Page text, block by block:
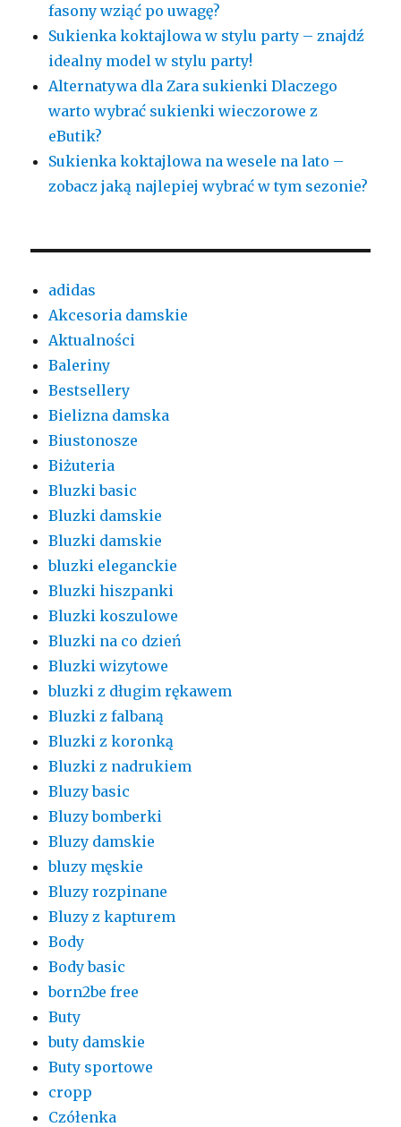
fasony wziąć po uwagę?
Sukienka koktajlowa w stylu party – znajdź
idealny model w stylu party!
Alternatywa dla Zara sukienki Dlaczego
warto wybrać sukienki wieczorowe z
eButik?
Sukienka koktajlowa na wesele na lato –
zobacz jaką najlepiej wybrać w tym sezonie?
adidas
Akcesoria damskie
Aktualności
Baleriny
Bestsellery
Bielizna damska
Biustonosze
Biżuteria
Bluzki basic
Bluzki damskie
Bluzki damskie
bluzki eleganckie
Bluzki hiszpanki
Bluzki koszulowe
Bluzki na co dzień
Bluzki wizytowe
bluzki z długim rękawem
Bluzki z falbaną
Bluzki z koronką
Bluzki z nadrukiem
Bluzy basic
Bluzy bomberki
Bluzy damskie
bluzy męskie
Bluzy rozpinane
Bluzy z kapturem
Body
Body basic
born2be free
Buty
buty damskie
Buty sportowe
cropp
Czółenka